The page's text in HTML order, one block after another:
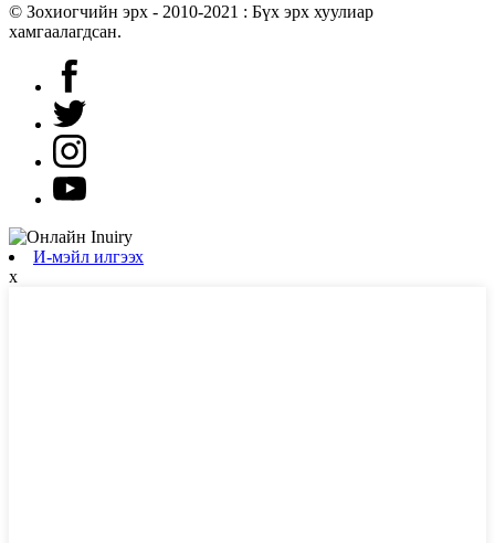
© Зохиогчийн эрх - 2010-2021 : Бүх эрх хуулиар
хамгаалагдсан.
И-мэйл илгээх
x